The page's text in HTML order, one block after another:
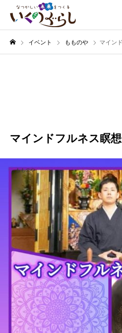
イベント もものや マイン
マインドフルネス瞑
もものや